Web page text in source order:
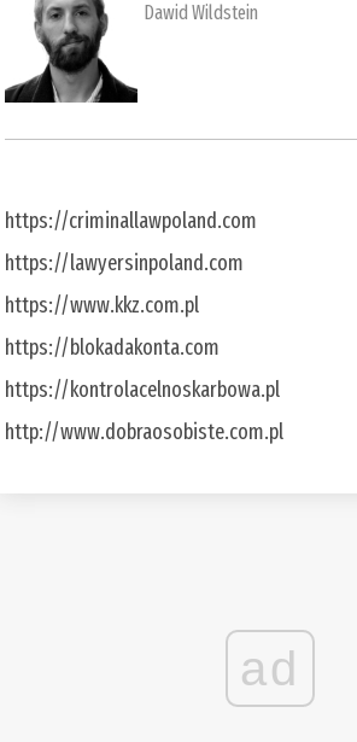
Dawid Wildstein
https://criminallawpoland.com
https://lawyersinpoland.com
https://www.kkz.com.pl
https://blokadakonta.com
https://kontrolacelnoskarbowa.pl
http://www.dobraosobiste.com.pl
ad